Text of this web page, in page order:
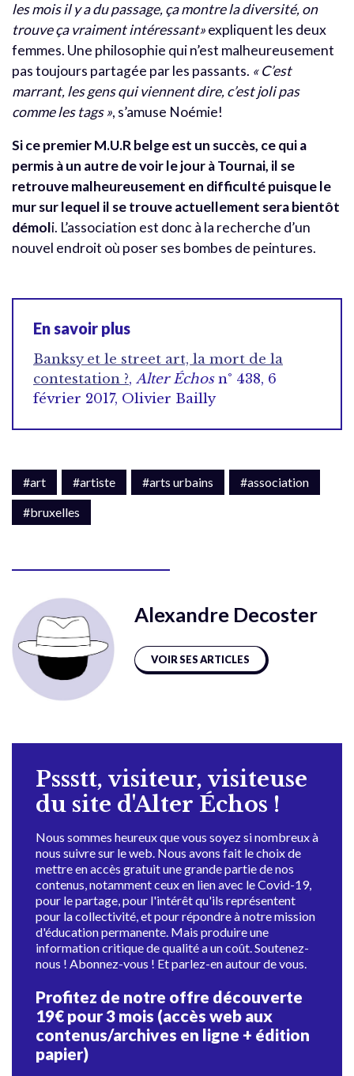
les mois il y a du passage, ça montre la diversité, on
trouve ça vraiment intéressant»expliquent les deux
femmes. Une philosophie qui n’est malheureusement
pas toujours partagée par les passants. « C’est
marrant, les gens qui viennent dire, c’est joli pas
comme les tags », s’amuse Noémie!
Si ce premier M.U.R belge est un succès, ce qui a
permis à un autre de voir le jour à Tournai, il se
retrouve malheureusement en difficulté puisque le
mur sur lequel il se trouve actuellement sera bientôt
démoli. L’association est donc à la recherche d’un
nouvel endroit où poser ses bombes de peintures.
En savoir plus
Banksy et le street art, la mort de la
contestation ?, Alter Échosn° 438, 6
février 2017, Olivier Bailly
#art #artiste #arts urbains
#association
#bruxelles
Alexandre Decoster
VOIR SES ARTICLES
Pssstt, visiteur, visiteuse
du site d'Alter Échos !
Nous sommes heureux que vous soyez si nombreux à
nous suivre sur le web. Nous avons fait le choix de
mettre en accès gratuit une grande partie de nos
contenus, notamment ceux en lien avec le Covid-19,
pour le partage, pour l'intérêt qu'ils représentent
pour la collectivité, et pour répondre à notre mission
d'éducation permanente. Mais produire une
information critique de qualité a un coût. Soutenez-
nous ! Abonnez-vous ! Et parlez-en autour de vous.
Profitez de notre offre découverte
19€ pour 3 mois (accès web aux
contenus/archives en ligne + édition
papier)